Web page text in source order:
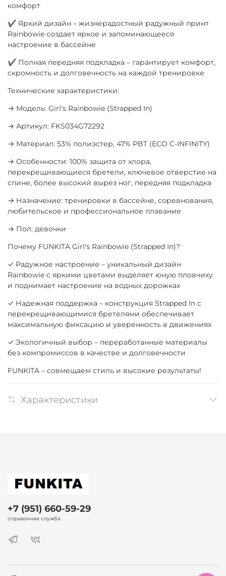
комфорт
✔ Яркий дизайн – жизнерадостный радужный принт
Rainbowie создает яркое и запоминающееся
настроение в бассейне
✔ Полная передняя подкладка – гарантирует комфорт,
скромность и долговечность на каждой тренировке
Технические характеристики:
→ Модель: Girl's Rainbowie (Strapped In)
→ Артикул: FKS034G72292
→ Материал: 53% полиэстер, 47% PBT (ECO C-INFINITY)
→ Особенности: 100% защита от хлора,
перекрещивающиеся бретели, ключевое отверстие на
спине, более высокий вырез ног, передняя подкладка
→ Назначение: тренировки в бассейне, соревнования,
любительское и профессиональное плавание
→ Пол: девочки
Почему FUNKITA Girl's Rainbowie (Strapped In)?
✓ Радужное настроение – уникальный дизайн
Rainbowie с яркими цветами выделяет юную пловчиху
и поднимает настроение на водных дорожках
✓ Надежная поддержка – конструкция Strapped In с
перекрещивающимися бретелями обеспечивает
максимальную фиксацию и уверенность в движениях
✓ Экологичный выбор – переработанные материалы
без компромиссов в качестве и долговечности
FUNKITA – совмещаем стиль и высокие результаты!
Характеристики
+7 (951) 660-59-29
справочная служба